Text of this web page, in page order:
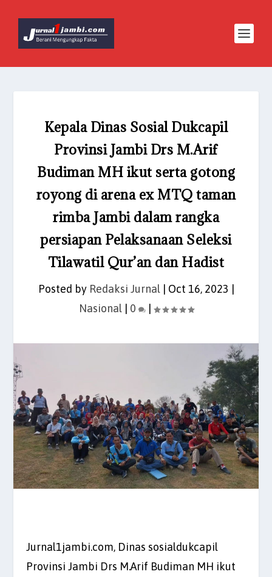
Kepala Dinas Sosial Dukcapil
Provinsi Jambi Drs M.Arif
Budiman MH ikut serta gotong
royong di arena ex MTQ taman
rimba Jambi dalam rangka
persiapan Pelaksanaan Seleksi
Tilawatil Qur’an dan Hadist
Posted by Redaksi Jurnal| Oct 16, 2023
Nasional| 0 |
Jurnal1jambi.com, Dinas sosialdukcapil
Provinsi Jambi Drs M.Arif Budiman MH ikut